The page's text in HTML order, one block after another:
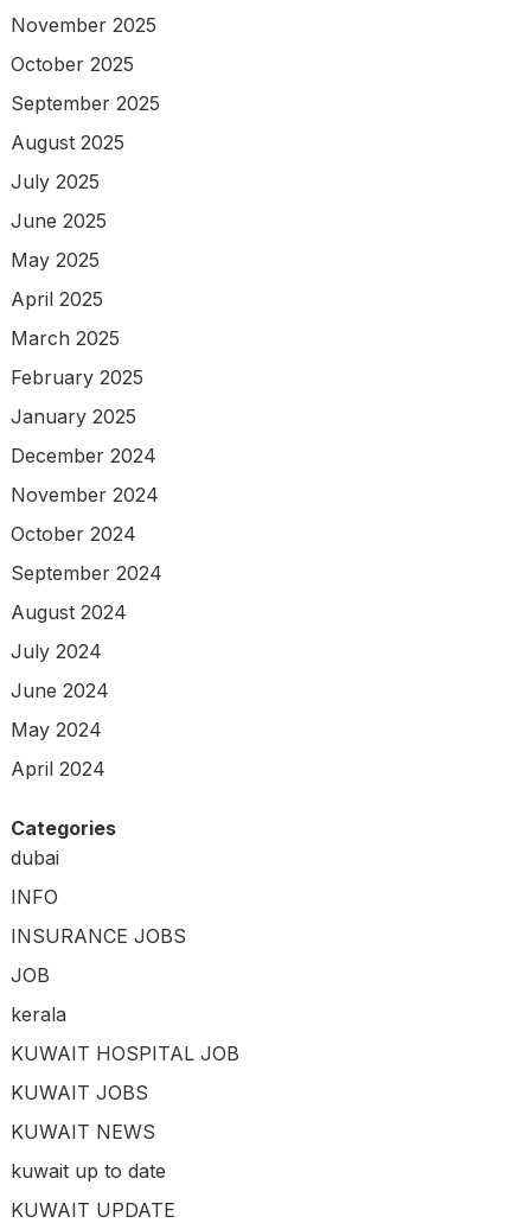
November 2025
October 2025
September 2025
August 2025
July 2025
June 2025
May 2025
April 2025
March 2025
February 2025
January 2025
December 2024
November 2024
October 2024
September 2024
August 2024
July 2024
June 2024
May 2024
April 2024
Categories
dubai
INFO
INSURANCE JOBS
JOB
kerala
KUWAIT HOSPITAL JOB
KUWAIT JOBS
KUWAIT NEWS
kuwait up to date
KUWAIT UPDATE